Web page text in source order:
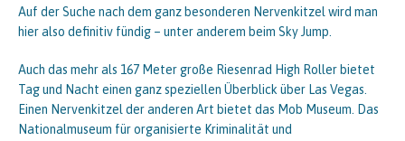
Auf der Suche nach dem ganz besonderen Nervenkitzel wird man
hier also definitiv fündig – unter anderem beim Sky Jump.
Auch das mehr als 167 Meter große Riesenrad High Roller bietet
Tag und Nacht einen ganz speziellen Überblick über Las Vegas.
Einen Nervenkitzel der anderen Art bietet das Mob Museum. Das
Nationalmuseum für organisierte Kriminalität und